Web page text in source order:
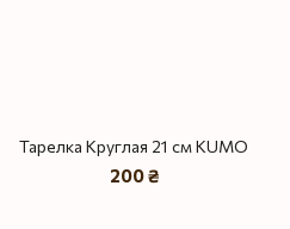
Тарелка Круглая 21 см KUMO
200 ₴